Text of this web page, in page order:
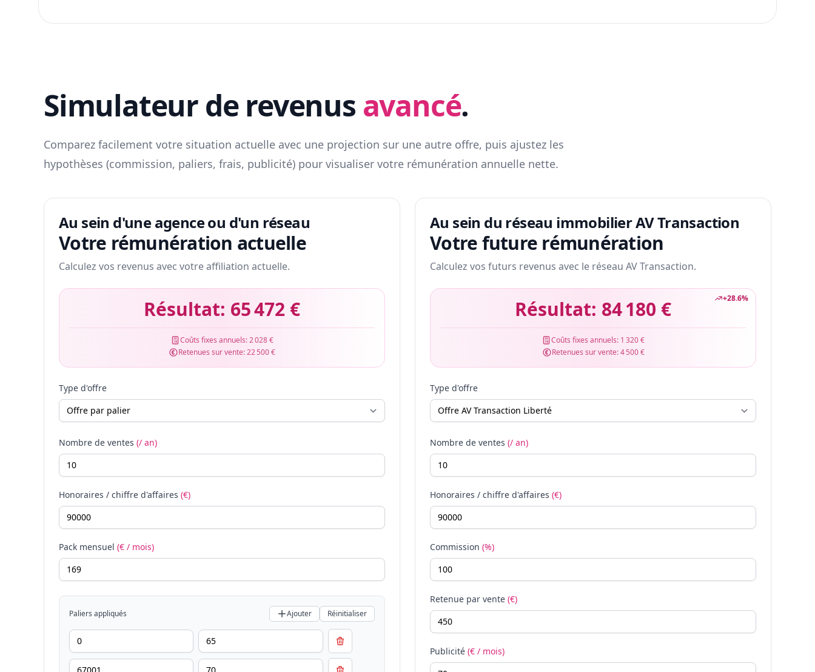
Simulateur de revenus avancé.
Comparez facilement votre situation actuelle avec une projection sur une autre offre, puis ajustez les
hypothèses (commission, paliers, frais, publicité) pour visualiser votre rémunération annuelle nette.
Au sein d'une agence ou d'un réseau
Votre rémunération actuelle
Calculez vos revenus avec votre affiliation actuelle.
Résultat: 65 472 €
Coûts fixes annuels:2 028 €
Retenues sur vente:22 500 €
Type d'offre
Nombre de ventes (/ an)
Honoraires / chiffre d'affaires (€)
Pack mensuel (€ / mois)
Paliers appliqués Ajouter Réinitialiser
Au sein du réseau immobilier AV Transaction
Votre future rémunération
Calculez vos futurs revenus avec le réseau AV Transaction.
+28.6%
Résultat: 84 180 €
Coûts fixes annuels: 1 320 €
Retenues sur vente:4 500 €
Type d'offre
Nombre de ventes (/ an)
Honoraires / chiffre d'affaires (€)
Commission (%)
Retenue par vente (€)
Publicité (€ / mois)